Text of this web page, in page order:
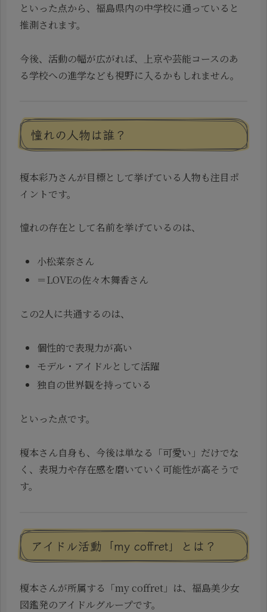
といった点から、福島県内の中学校に通っていると
推測されます。
今後、活動の幅が広がれば、上京や芸能コースのあ
る学校への進学なども視野に入るかもしれません。
憧れの人物は誰？
榎本彩乃さんが目標として挙げている人物も注目ポ
イントです。
憧れの存在として名前を挙げているのは、
小松菜奈さん
＝LOVEの佐々木舞香さん
この2人に共通するのは、
個性的で表現力が高い
モデル・アイドルとして活躍
独自の世界観を持っている
といった点です。
榎本さん自身も、今後は単なる「可愛い」だけでな
く、表現力や存在感を磨いていく可能性が高そうで
す。
アイドル活動「my coffret」とは？
榎本さんが所属する「my coffret」は、福島美少女
図鑑発のアイドルグループです。